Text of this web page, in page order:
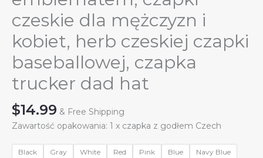
czeskie dla mężczyzn i
kobiet, herb czeskiej czapki
baseballowej, czapka
trucker dad hat
$14.99 & Free Shipping
Zawartość opakowania: 1 x czapka z godłem Czech
Black Gray White Red Pink Blue
Navy Blue